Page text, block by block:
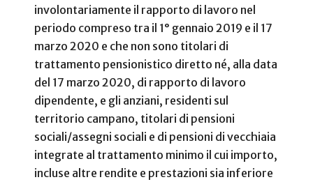
involontariamente il rapporto di lavoro nel
periodo compreso tra il 1° gennaio 2019 e il 17
marzo 2020 e che non sono titolari di
trattamento pensionistico diretto né, alla data
del 17 marzo 2020, di rapporto di lavoro
dipendente, e gli anziani, residenti sul
territorio campano, titolari di pensioni
sociali/assegni sociali e di pensioni di vecchiaia
integrate al trattamento minimo il cui importo,
incluse altre rendite e prestazioni sia inferiore